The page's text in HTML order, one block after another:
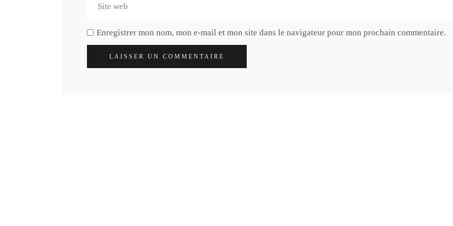
Enregistrer mon nom, mon e-mail et mon site dans le navigateur pour mon prochain commentaire.
LAISSER UN COMMENTAIRE